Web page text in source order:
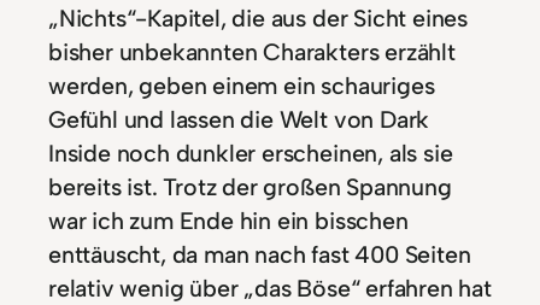
„Nichts“-Kapitel, die aus der Sicht eines
bisher unbekannten Charakters erzählt
werden, geben einem ein schauriges
Gefühl und lassen die Welt von Dark
Inside noch dunkler erscheinen, als sie
bereits ist. Trotz der großen Spannung
war ich zum Ende hin ein bisschen
enttäuscht, da man nach fast 400 Seiten
relativ wenig über „das Böse“ erfahren hat